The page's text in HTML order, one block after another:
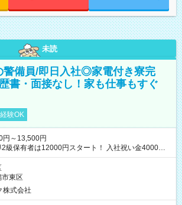
未読
警備員/即日入社◎家電付き寮完
書・面接なし！家も仕事もすぐ
験OK
円～13,500円
級保有者は12000円スタート！ 入社祝い金4000円
試用期間なし
東区
株式会社